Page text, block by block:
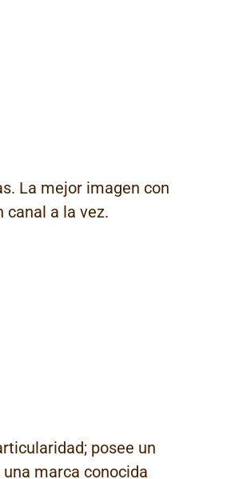
La mejor imagen con
canal a la vez.
posee un
marca conocida